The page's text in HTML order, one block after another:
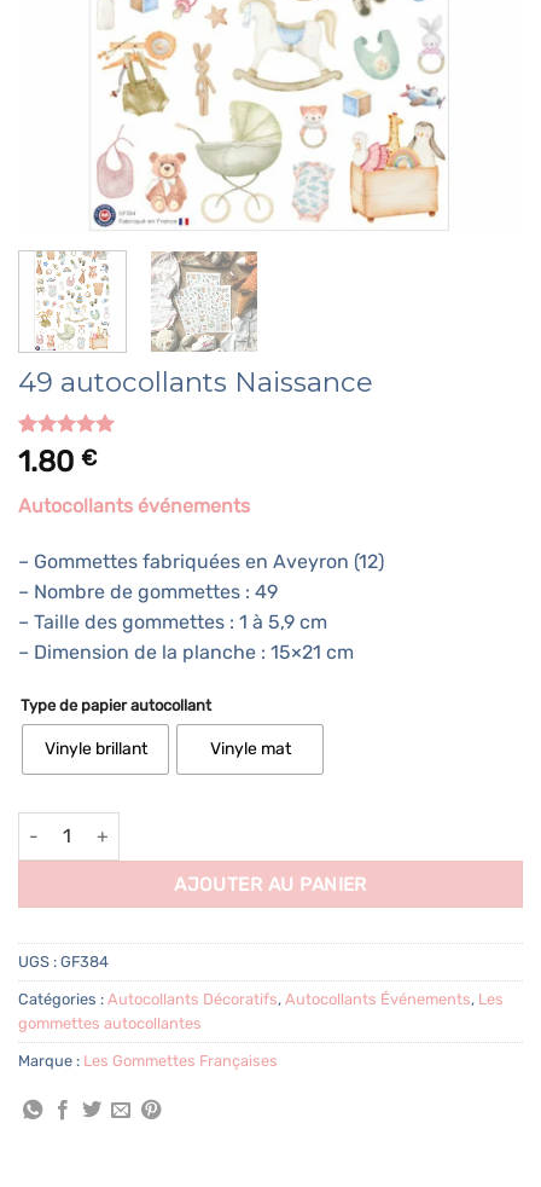
49 autocollants Naissance
Noté5.00
sur 5 basé
1
client
1.80 €
Autocollants événements
– Gommettes fabriquées en Aveyron (12)
– Nombre de gommettes : 49
– Taille des gommettes : 1 à 5,9 cm
– Dimension de la planche : 15×21 cm
Type de papier autocollant
Vinyle brillant Vinyle mat
quantité de 49 autocollants Naissance
AJOUTER AU PANIER
UGS : GF384
Catégories : Autocollants Décoratifs, Autocollants Événements, Les
gommettes autocollantes
Marque : Les Gommettes Françaises